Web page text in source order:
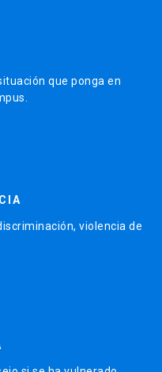
que ponga en
violencia de